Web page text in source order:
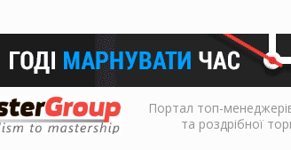
Портал топ-
та роздрібної